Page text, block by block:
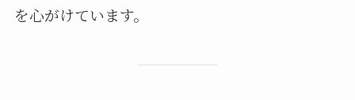
を心がけています。